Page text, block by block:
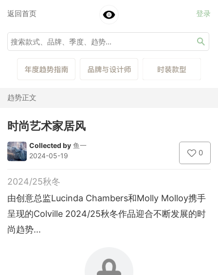
返回首页 登录
趋势正文
时尚艺术家居风
Collected by 鱼一
2024-05-19
0
2024/25秋冬
由创意总监Lucinda Chambers和Molly Molloy携手
呈现的Colville 2024/25秋冬作品迎合不断发展的时
尚趋势...